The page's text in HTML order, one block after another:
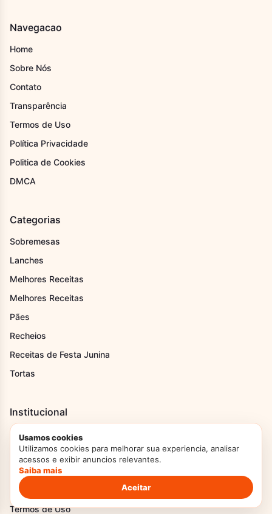
Navegacao
Home
Sobre Nós
Contato
Transparência
Termos de Uso
Política Privacidade
Politica de Cookies
DMCA
Categorias
Sobremesas
Lanches
Melhores Receitas
Melhores Receitas
Pães
Recheios
Receitas de Festa Junina
Tortas
Institucional
Home
Sobre Nós
Contato
Transparência
Termos de Uso
Usamos cookies
Utilizamos cookies para melhorar sua experiencia, analisar
acessos e exibir anuncios relevantes.
Saiba mais
Aceitar